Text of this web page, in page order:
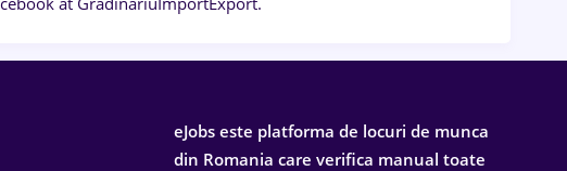
eJobs este platforma de locuri de munca
din Romania care verifica manual toate